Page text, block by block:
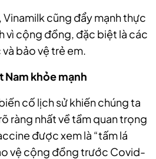
Vinamilk cũng đẩy mạnh thực
vì cộng đồng, đặc biệt là các
bảo vệ trẻ em.
Nam khỏe mạnh
cố lịch sử khiến chúng ta
ràng nhất về tầm quan trọng
được xem là “tấm lá
vệ cộng đồng trước Covid-